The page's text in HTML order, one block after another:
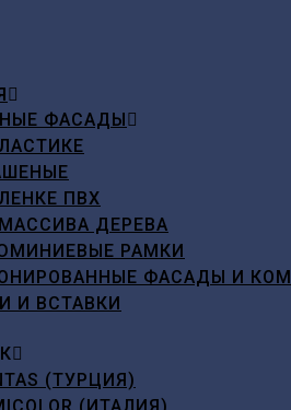
ФАСАДЫ
ПВХ
ДЕРЕВА
РАМКИ
ФАСАДЫ И
И ВСТАВКИ
(ТУРЦИЯ)